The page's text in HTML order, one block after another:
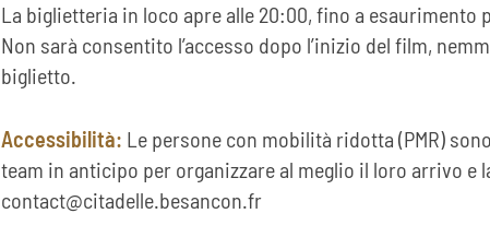
La biglietteria in loco apre alle 20:00, fino a esaurimento
Non sarà consentito l’accesso dopo l’inizio del film,
biglietto.
Accessibilità: Le persone con mobilità ridotta (PMR)
team in anticipo per organizzare al meglio il loro arrivo e
contact@citadelle.besancon.fr